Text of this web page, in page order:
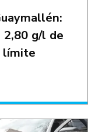
2,80 g/l de
límite